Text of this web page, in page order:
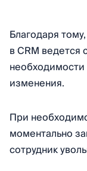
Благодаря
в CRM ведется
необходимости
изменения.
При
моментально
сотрудник